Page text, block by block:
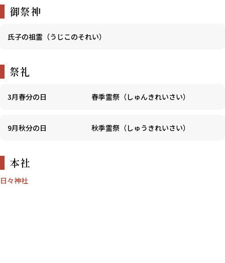
御祭神
氏子の祖霊（うじこのそれい）
祭礼
3月春分の日 春季霊祭（しゅんきれいさい）
9月秋分の日 秋季霊祭（しゅうきれいさい）
本社
日々神社